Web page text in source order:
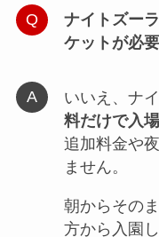
ナイトズー
ケットが必
いいえ、ナ
料だけで入
追加料金や
ません。
朝からその
方から入園